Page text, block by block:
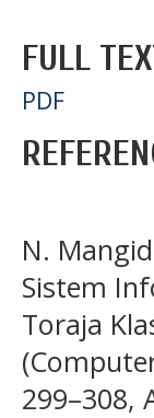
FULL
PDF
N.
Sistem
Toraja
299–308,